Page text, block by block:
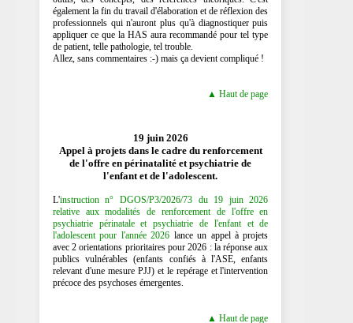
également la fin du travail d'élaboration et de réflexion des
professionnels qui n'auront plus qu'à diagnostiquer puis
appliquer ce que la HAS aura recommandé pour tel type
de patient, telle pathologie, tel trouble.
Allez, sans commentaires :-) mais ça devient compliqué !
▲ Haut de page
19 juin 2026
Appel à projets dans le cadre du renforcement
de l'offre en périnatalité et psychiatrie de
l'enfant et de l'adolescent.
L'instruction n° DGOS/P3/2026/73 du 19 juin 2026
relative aux modalités de renforcement de l'offre en
psychiatrie périnatale et psychiatrie de l'enfant et de
l'adolescent pour l'année 2026 lance un appel à projets
avec 2 orientations prioritaires pour 2026 : la réponse aux
publics vulnérables (enfants confiés à l'ASE, enfants
relevant d'une mesure PJJ) et le repérage et l'intervention
précoce des psychoses émergentes.
▲ Haut de page